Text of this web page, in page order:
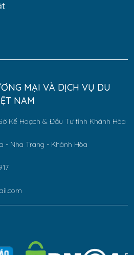
MẠI VÀ DỊCH VỤ DU
NAM
Kế Hoạch & Đầu Tư tỉnh Khánh Hòa
- Nha Trang - Khánh Hòa